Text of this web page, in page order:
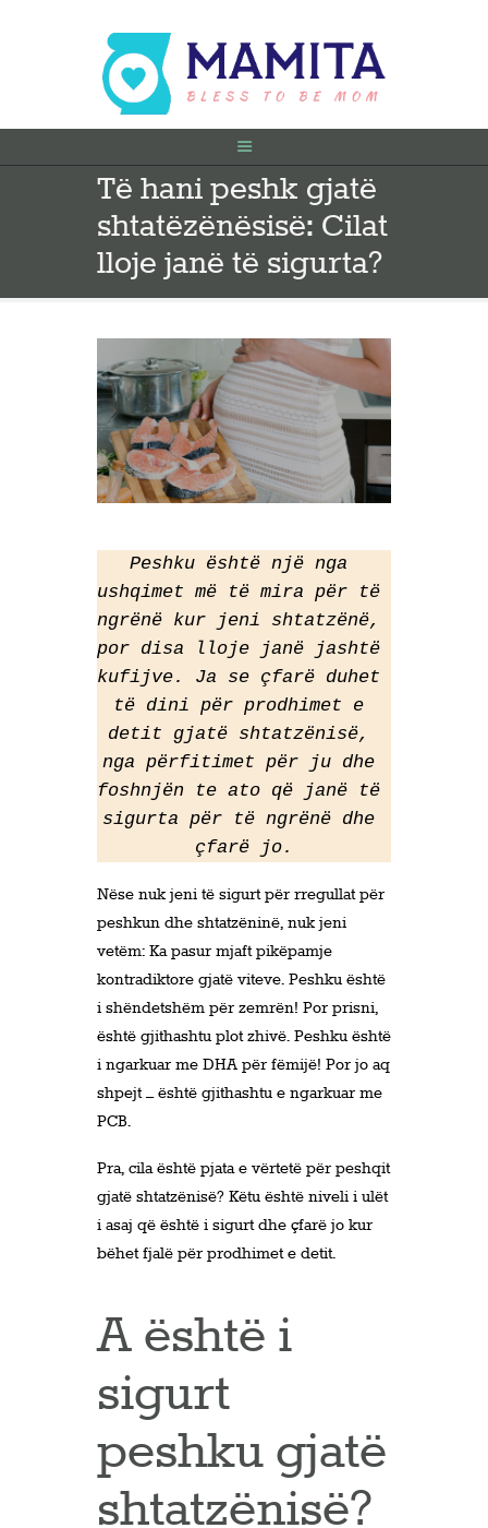
Të hani peshk gjatë
shtatëzënësisë: Cilat
lloje janë të sigurta?
FILLIMI
PARA SHTATËZANIE
SHTATZËNË
VITI I PARË
Peshku është një nga
ushqimet më të mira për të
ngrënë kur jeni shtatzënë,
por disa lloje janë jashtë
kufijve. Ja se çfarë duhet
të dini për prodhimet e
detit gjatë shtatzënisë,
nga përfitimet për ju dhe
foshnjën te ato që janë të
sigurta për të ngrënë dhe
çfarë jo.
Nëse nuk jeni të sigurt për rregullat për
peshkun dhe shtatzëninë, nuk jeni
vetëm: Ka pasur mjaft pikëpamje
kontradiktore gjatë viteve. Peshku është
i shëndetshëm për zemrën! Por prisni,
është gjithashtu plot zhivë. Peshku është
i ngarkuar me DHA për fëmijë! Por jo aq
shpejt – është gjithashtu e ngarkuar me
PCB.
Pra, cila është pjata e vërtetë për peshqit
gjatë shtatzënisë? Këtu është niveli i ulët
i asaj që është i sigurt dhe çfarë jo kur
bëhet fjalë për prodhimet e detit.
A është i
sigurt
peshku gjatë
shtatzënisë?